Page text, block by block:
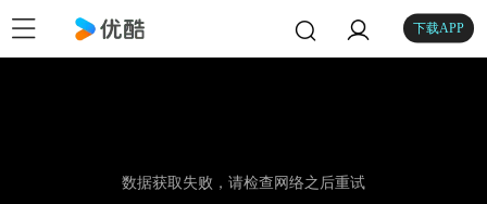
下载APP
数据获取失败，请检查网络之后重试